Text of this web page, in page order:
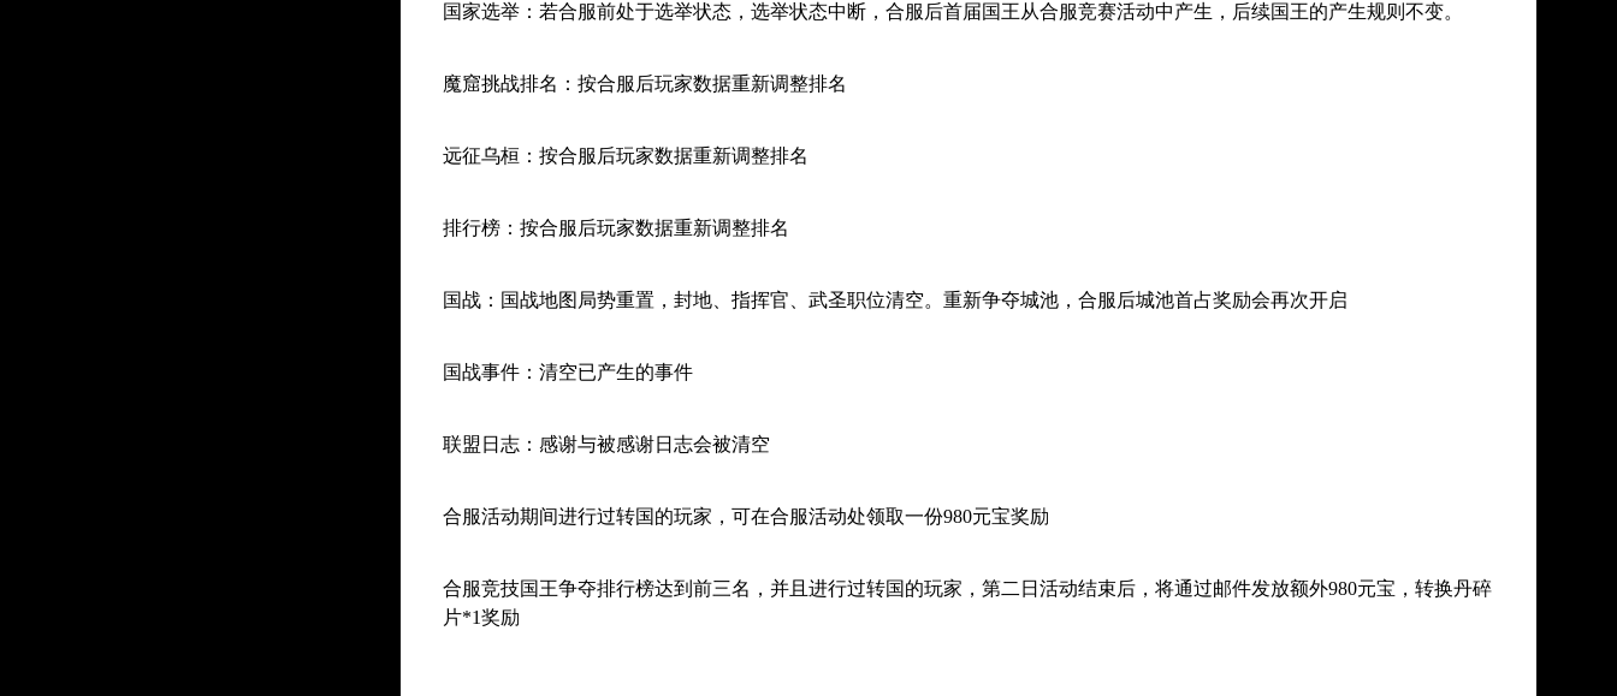
国家选举：若合服前处于选举状态，选举状态中断，合服后首届国王从合服竞赛活动中产生，后续国王的产生规则不变。
魔窟挑战排名：按合服后玩家数据重新调整排名
远征乌桓：按合服后玩家数据重新调整排名
排行榜：按合服后玩家数据重新调整排名
国战：国战地图局势重置，封地、指挥官、武圣职位清空。重新争夺城池，合服后城池首占奖励会再次开启
国战事件：清空已产生的事件
联盟日志：感谢与被感谢日志会被清空
合服活动期间进行过转国的玩家，可在合服活动处领取一份980元宝奖励
合服竞技国王争夺排行榜达到前三名，并且进行过转国的玩家，第二日活动结束后，将通过邮件发放额外980元宝，转换丹碎
片*1奖励